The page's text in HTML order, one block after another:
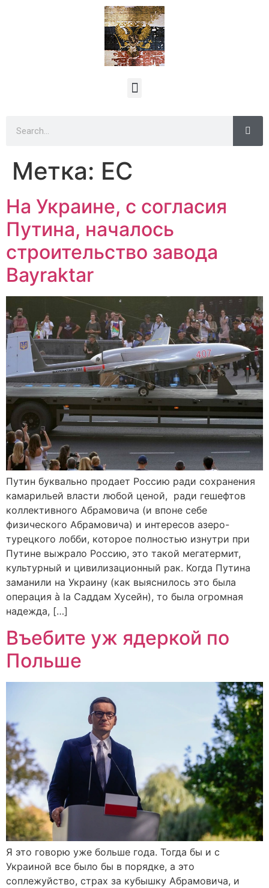
Метка: ЕС
На Украине, с согласия
Путина, началось
строительство завода
Bayraktar
Путин буквально продает Россию ради сохранения
камарильей власти любой ценой, ради гешефтов
коллективного Абрамовича (и впоне себе
физического Абрамовича) и интересов азеро-
турецкого лобби, которое полностью изнутри при
Путине выжрало Россию, это такой мегатермит,
культурный и цивилизационный рак. Когда Путина
заманили на Украину (как выяснилось это была
операция à la Саддам Хусейн), то была огромная
надежда, […]
Въебите уж ядеркой по
Польше
Я это говорю уже больше года. Тогда бы и с
Украиной все было бы в порядке, а это
соплежуйство, страх за кубышку Абрамовича, и